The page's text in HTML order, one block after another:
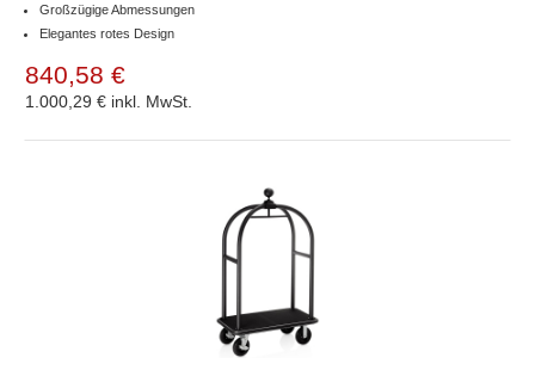
Großzügige Abmessungen
Elegantes rotes Design
840,58 €
1.000,29 € inkl. MwSt.